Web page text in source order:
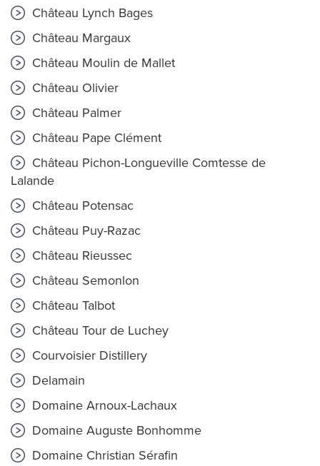
Château Lynch Bages
Château Margaux
Château Moulin de Mallet
Château Olivier
Château Palmer
Château Pape Clément
Château Pichon-Longueville Comtesse de
Lalande
Château Potensac
Château Puy-Razac
Château Rieussec
Château Semonlon
Château Talbot
Château Tour de Luchey
Courvoisier Distillery
Delamain
Domaine Arnoux-Lachaux
Domaine Auguste Bonhomme
Domaine Christian Sérafin